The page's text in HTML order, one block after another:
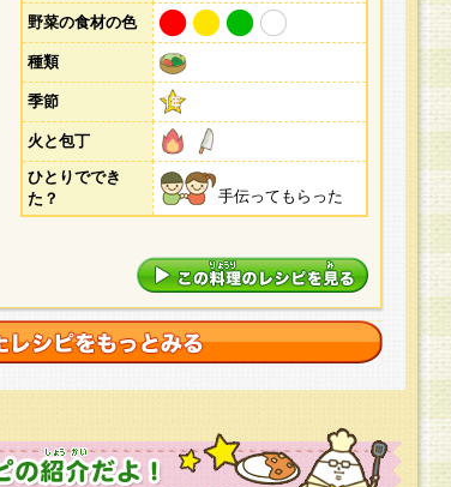
野菜の食材の色
種類
季節
火と包丁
ひとりででき
た？
手伝ってもらった